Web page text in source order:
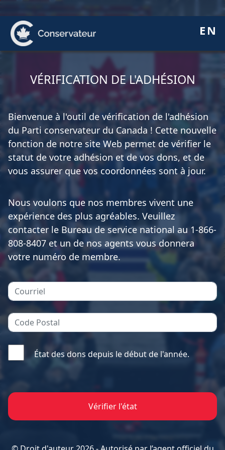
ÉQUIPE
Pierre Poilievre
Vos députés conservateurs
Cabinet fantôme
Exécutif national
ACÉ
Documents constitutifs
MÉDIAS
BÉNÉVOLE
ADHÉREZ
BOUTIQUE
© Droit d’auteur 2026. Autorisé par l’agent principal du
Parti conservateur du Canada. Consultez notre
politique de confidentialité